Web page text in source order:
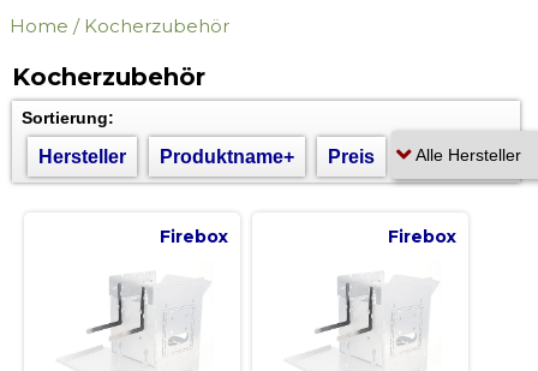
Home / Kocherzubehör
Kocherzubehör
Sortierung:
Hersteller Produktname+ Preis
Firebox Firebox